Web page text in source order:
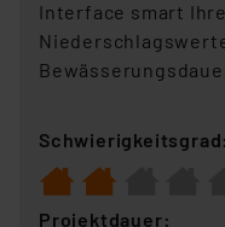
Interface smart
Schwierigkeitsgrad:
Projektdauer: